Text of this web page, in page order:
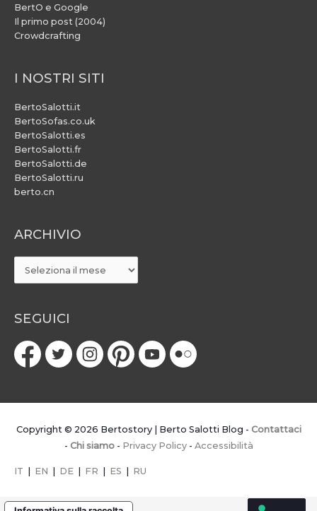
BertO e Google
Il primo post (2004)
Crowdcrafting
I NOSTRI SITI
BertoSalotti.it
BertoSofas.co.uk
BertoSalotti.es
BertoSalotti.fr
BertoSalotti.de
BertoSalotti.ru
berto.cn
ARCHIVIO
ARCHIVIO
SEGUICI
Copyright © 2026 Bertostory | Berto Salotti Blog - Contattaci
- Chi siamo- Privacy Policy- Accessibilità
IT | EN | DE | FR | ES | RU